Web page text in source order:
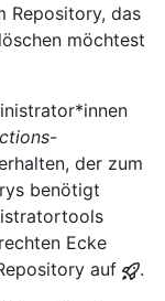
Repository, das
möchtest
-
der zum
benötigt
Ecke
auf
.